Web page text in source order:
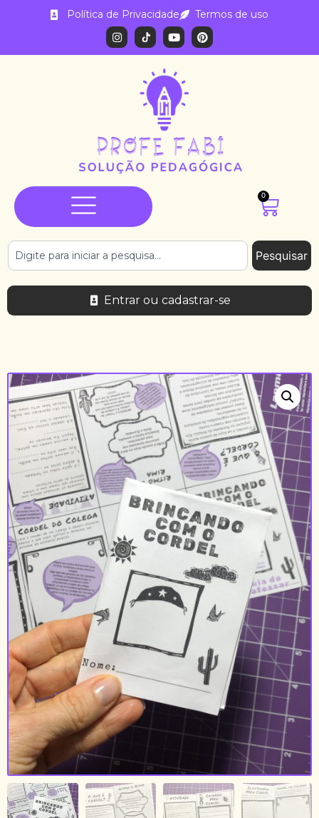
Política de Privacidade Termos de uso
0
Pesquisar
Entrar ou cadastrar-se